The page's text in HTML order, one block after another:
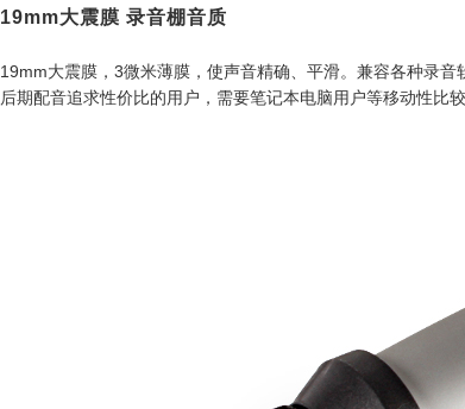
19mm大震膜 录音棚音质
19mm大震膜，3微米薄膜，使声音精确、平滑。兼容各种录
后期配音追求性价比的用户，需要笔记本电脑用户等移动性比较